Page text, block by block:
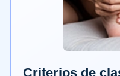
Criterios de